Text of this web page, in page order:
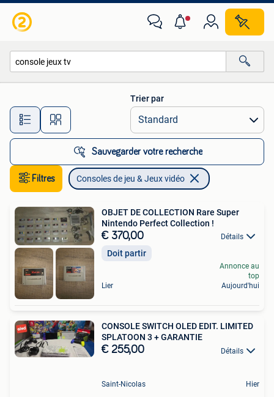
Toutes les distances…
Trier par
Sauvegarder votre recherche
Filtres Consoles de jeu & Jeux vidéo
OBJET DE COLLECTION Rare Super
Nintendo Perfect Collection !
€ 370,00 Détails
Doit partir
Lier
Annonce au
top
Aujourd'hui
CONSOLE SWITCH OLED EDIT. LIMITED
SPLATOON 3 + GARANTIE
€ 255,00 Détails
Saint-Nicolas Hier